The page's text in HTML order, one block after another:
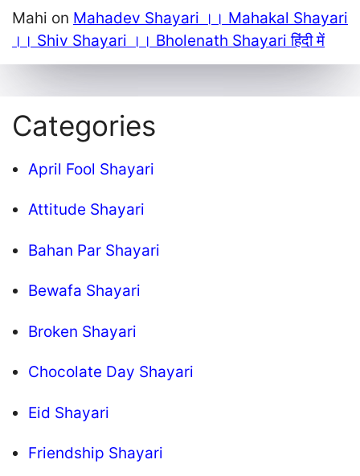
Mahi on Mahadev Shayari ।। Mahakal Shayari
।। Shiv Shayari ।। Bholenath Shayari हिंदी में
Categories
April Fool Shayari
Attitude Shayari
Bahan Par Shayari
Bewafa Shayari
Broken Shayari
Chocolate Day Shayari
Eid Shayari
Friendship Shayari